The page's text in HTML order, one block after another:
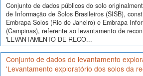
Conjunto de dados públicos do solo
de Informação de Solos Brasileiros (SISB),
Embrapa Solos (Rio de Janeiro) e Embrapa
(Campinas), referente ao levantamento de
'LEVANTAMENTO DE RECO...
Conjunto de dados do levantamento
'Levantamento exploratório dos solos da